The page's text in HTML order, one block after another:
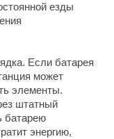
езды
Если батарея
может
элементы.
штатный
батарею
энергию,